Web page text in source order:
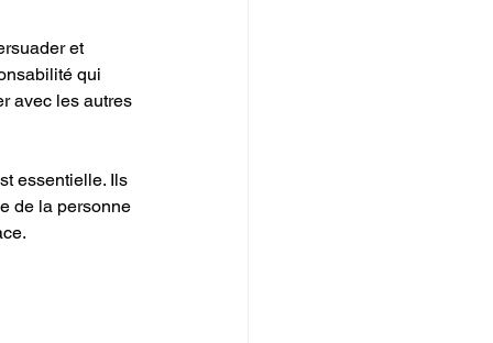
et
qui
avec les autres
essentielle. Ils
de la personne